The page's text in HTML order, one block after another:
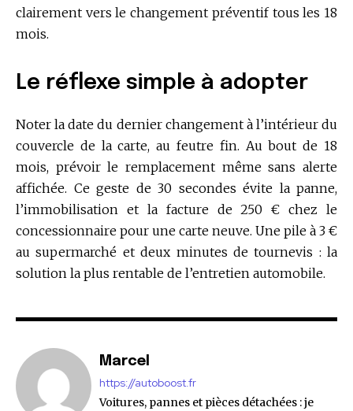
clairement vers le changement préventif tous les 18
mois.
Le réflexe simple à adopter
Noter la date du dernier changement à l’intérieur du
couvercle de la carte, au feutre fin. Au bout de 18
mois, prévoir le remplacement même sans alerte
affichée. Ce geste de 30 secondes évite la panne,
l’immobilisation et la facture de 250 € chez le
concessionnaire pour une carte neuve. Une pile à 3 €
au supermarché et deux minutes de tournevis : la
solution la plus rentable de l’entretien automobile.
Marcel
https://autoboost.fr
Voitures, pannes et pièces détachées : je